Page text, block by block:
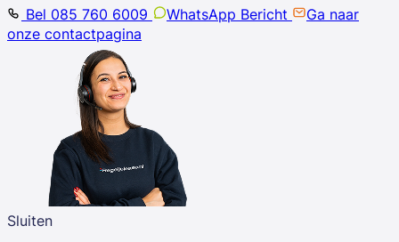
Bel 085 760 6009
WhatsApp Bericht
Ga naar
onze contactpagina
Sluiten